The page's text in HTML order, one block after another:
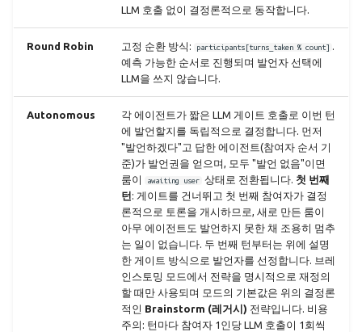
LLM 호출 없이 결정론적으로 동작합니다.
Round Robin 고정 순환 방식: participants[turns_taken % count] .
예측 가능한 순서로 진행되며 발언자 선택에
LLM을 쓰지 않습니다.
Autonomous
각 에이전트가 짧은 LLM 게이트 호출로 이번 턴
에 발언할지를 독립적으로 결정합니다. 먼저
"발언하겠다"고 답한 에이전트(참여자 순서 기
준)가 발언권을 얻으며, 모두 "발언 없음"이면
룸이
awaiting user 상태로 전환됩니다. 첫 번째
턴 : 게이트를 건너뛰고 첫 번째 참여자가 결정
론적으로 토론을 개시하므로, 새로 만든 룸이
아무 에이전트도 발언하지 못한 채 조용히 멈추
는 일이 없습니다. 두 번째 턴부터는 위에 설명
한 게이트 방식으로 발언자를 선정합니다. 브레
인스토밍 모드에서 전략을 명시적으로 재정의
할 때만 사용되며 모드의 기본값은 위의 결정론
적인 Brainstorm (레거시) 전략입니다. 비용
주의: 턴마다 참여자 1인당 LLM 호출이 1회씩